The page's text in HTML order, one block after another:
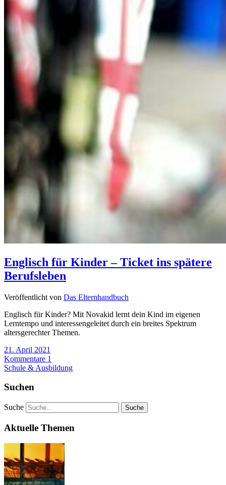
Englisch für Kinder – Ticket ins spätere
Berufsleben
Veröffentlicht von Das Elternhandbuch
Englisch für Kinder? Mit Novakid lernt dein Kind im eigenen
Lerntempo und interessengeleitet durch ein breites Spektrum
altersgerechter Themen.
21. April 2021
Kommentare 1
Schule & Ausbildung
Suchen
Suche
Aktuelle Themen